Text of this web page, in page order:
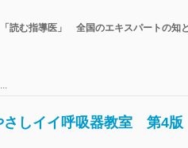
「読む指導医」 全国のエキスパートの知
...
さしイイ呼吸器教室 第4版